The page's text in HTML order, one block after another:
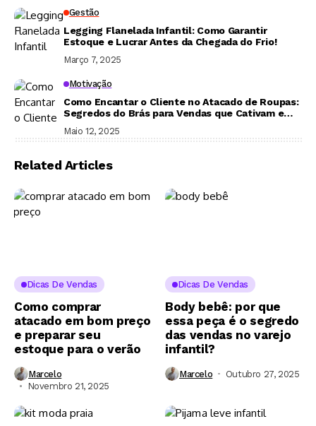
Gestão
Legging Flanelada Infantil: Como Garantir
Estoque e Lucrar Antes da Chegada do Frio!
Março 7, 2025
Motivação
Como Encantar o Cliente no Atacado de Roupas:
Segredos do Brás para Vendas que Cativam e
Maio 12, 2025
Related Articles
Dicas De Vendas
Como comprar
atacado em bom preço
e preparar seu
estoque para o verão
Marcelo
Novembro 21, 2025
Dicas De Vendas
Body bebê: por que
essa peça é o segredo
das vendas no varejo
infantil?
Marcelo Outubro 27, 2025